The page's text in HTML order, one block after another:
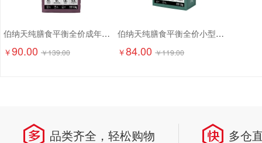
伯纳天纯膳食平衡全价成年期猫粮（含三文鱼配方）1.5kg
￥90.00 ￥139.00
伯纳天纯膳食平衡全价小型犬成犬粮（含三文鱼配方）1.5kg
￥84.00 ￥119.00
品类齐全，轻松购物 多仓